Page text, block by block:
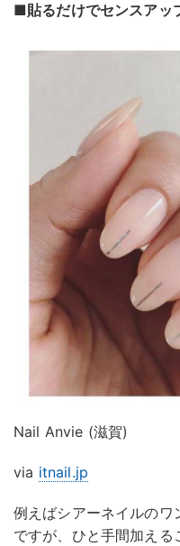
■貼るだけでセンスアッ
Nail Anvie (滋賀)
via itnail.jp
例えばシアーネイルのワ
ですが、ひと手間加える